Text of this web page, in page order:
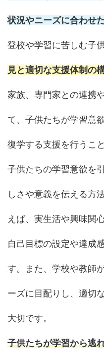
状況やニーズに合わせ
登校や学習に苦しむ子
見と適切な支援体制の
家族、専門家との連携
て、子供たちが学習意
復学する支援を行うこ
子供たちの学習意欲を
しさや意義を伝える方
えば、実生活や興味関
自己目標の設定や達成
す。また、学校や教師
ーズに目配りし、適切
大切です。
子供たちが学習から逃